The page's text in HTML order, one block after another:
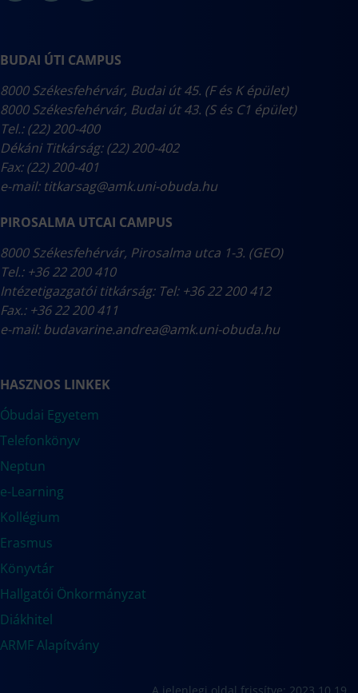
BUDAI ÚTI CAMPUS
8000 Székesfehérvár, Budai út 45. (F és K épület)
8000 Székesfehérvár, Budai út 43. (S és C1 épület)
Tel.: (22) 200-400
Dékáni Titkárság: (22) 200-402
Fax: (22) 200-401
e-mail: titkarsag@amk.uni-obuda.hu
PIROSALMA UTCAI CAMPUS
8000 Székesfehérvár, Pirosalma utca 1-3. (GEO)
Tel.: +36 22 200 410
Intézetigazgatói titkárság: Tel: +36 22 200 412
Fax.: +36 22 200 411
e-mail:budavarine.andrea@amk.uni-obuda.hu
HASZNOS LINKEK
Óbudai Egyetem
Telefonkönyv
Neptun
e-Learning
Kollégium
Erasmus
Könyvtár
Hallgatói Önkormányzat
Diákhitel
ARMF Alapítvány